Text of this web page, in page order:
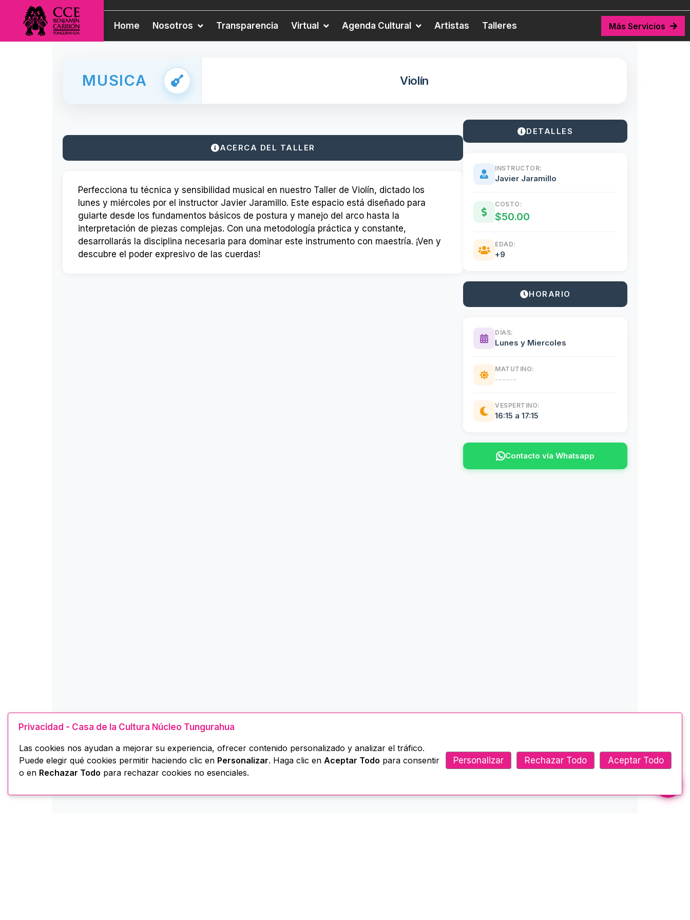
Home Nosotros Transparencia Virtual Agenda Cultural Artistas Talleres Más Servicios
MUSICA Violín
ACERCA DEL TALLER
Perfecciona tu técnica y sensibilidad musical en nuestro Taller de Violín, dictado los
lunes y miércoles por el instructor Javier Jaramillo. Este espacio está diseñado para
guiarte desde los fundamentos básicos de postura y manejo del arco hasta la
interpretación de piezas complejas. Con una metodología práctica y constante,
desarrollarás la disciplina necesaria para dominar este instrumento con maestría. ¡Ven y
descubre el poder expresivo de las cuerdas!
DETALLES
INSTRUCTOR:
Javier Jaramillo
COSTO:
$50.00
EDAD:
+9
HORARIO
DÍAS:
Lunes y Miercoles
MATUTINO:
------
VESPERTINO:
16:15 a 17:15
Contacto vía Whatsapp
Privacidad - Casa de la Cultura Núcleo Tungurahua
Las cookies nos ayudan a mejorar su experiencia, ofrecer contenido personalizado y analizar el tráfico.
Puede elegir qué cookies permitir haciendo clic en Personalizar. Haga clic en Aceptar Todo para consentir
o en Rechazar Todo para rechazar cookies no esenciales.
Personalizar Rechazar Todo Aceptar Todo